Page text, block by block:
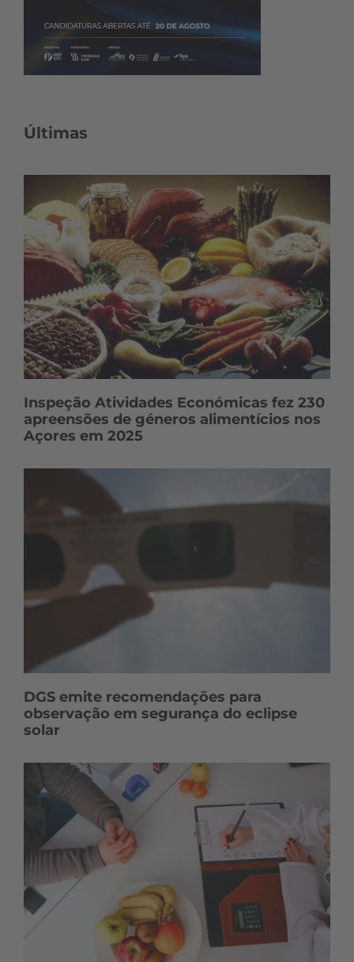
Últimas
Inspeção Atividades Económicas fez 230
apreensões de géneros alimentícios nos
Açores em 2025
DGS emite recomendações para
observação em segurança do eclipse
solar